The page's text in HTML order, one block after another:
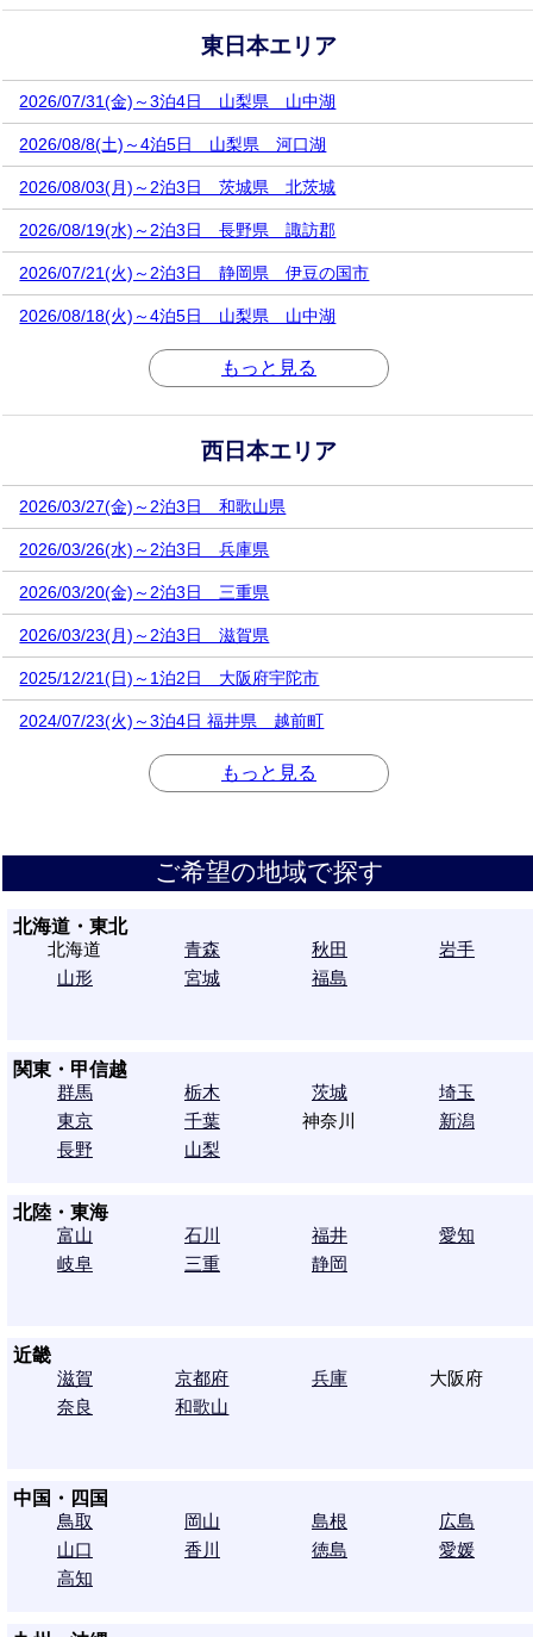
2016年 7/21～4泊5日 山梨県 1件追加しました！
東日本エリア
2026/07/31(金)～3泊4日 山梨県 山中湖
2026/08/8(土)～4泊5日 山梨県 河口湖
2026/08/03(月)～2泊3日 茨城県 北茨城
2026/08/19(水)～2泊3日 長野県 諏訪郡
2026/07/21(火)～2泊3日 静岡県 伊豆の国市
2026/08/18(火)～4泊5日 山梨県 山中湖
もっと見る
西日本エリア
2026/03/27(金)～2泊3日 和歌山県
2026/03/26(水)～2泊3日 兵庫県
2026/03/20(金)～2泊3日 三重県
2026/03/23(月)～2泊3日 滋賀県
2025/12/21(日)～1泊2日 大阪府宇陀市
2024/07/23(火)～3泊4日 福井県 越前町
もっと見る
ご希望の地域で探す
北海道・東北
北海道
青森 秋田
岩手
山形
宮城 福島
関東・甲信越
群馬
栃木 茨城
埼玉
東京
千葉 神奈川
新潟
長野
山梨
北陸・東海
富山
石川 福井
愛知
岐阜
三重 静岡
近畿
滋賀
京都府 兵庫
大阪府
奈良
和歌山
中国・四国
鳥取
岡山 島根
広島
山口
香川 徳島
愛媛
高知